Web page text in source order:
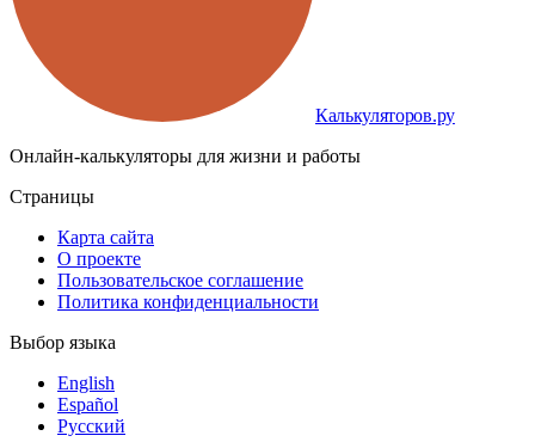
Калькуляторов.ру
Онлайн-калькуляторы для жизни и работы
Страницы
Карта сайта
О проекте
Пользовательское соглашение
Политика конфиденциальности
Выбор языка
English
Español
Русский